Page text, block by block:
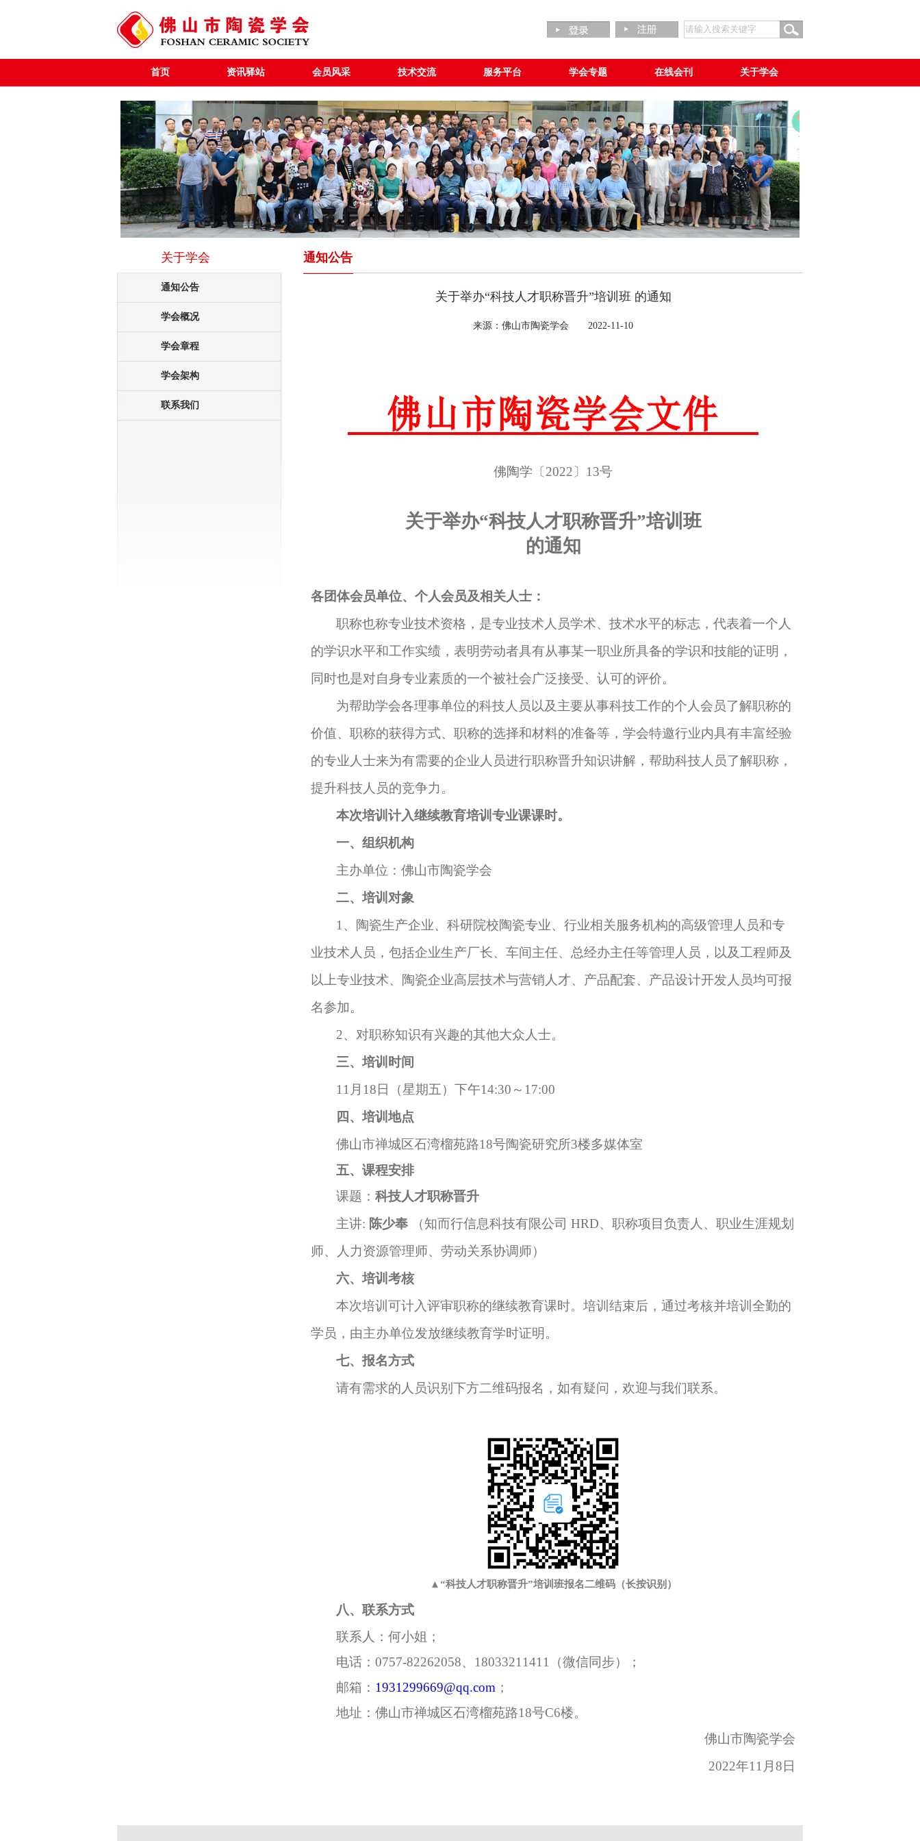
首页 资讯驿站 会员风采 技术交流 服务平台 学会专题 在线会刊 关于学会
关于学会
通知公告
学会概况
学会章程
学会架构
联系我们
通知公告
关于举办“科技人才职称晋升”培训班 的通知
来源：佛山市陶瓷学会 2022-11-10
佛陶学〔 2022 〕 13号
关于举办“科技人才职称晋升”培训班
的通知
各团体会员单位、 个人会员及相关人士：
职称也称专业技术资格，是专业技术人员学术、技术水平的标志，代表着一个人
的学识水平和工作实绩，表明劳动者具有从事某一职业所具备的学识和技能的证明，
同时也是对自身专业素质的一个被社会广泛接受、认可的评价。
为帮助学会各理事单位的科技人员以及主要从事科技工作的个人会员了解职称的
价值、职称的获得方式、职称的选择和材料的准备等，学会特邀行业内具有丰富经验
的专业人士来为有需要的企业人员进行职称晋升知识讲解，帮助科技人员了解职称，
提升科技人员的竞争力。
本次培训计入继续教育培训专业课课时。
一、组织机构
主办单位：佛山市陶瓷学会
二、培训对象
1、
陶瓷生产企业、科研院校陶瓷专业、行业相关服务机构的高级管理人员和专
业技术人员，包括企业生产厂长、车间主任、总经办主任等管理人员，以及工程师及
以上专业技术、陶瓷企业高层技术与营销人才、产品配套、产品设计开发人员均可报
名参加。
2、对职称知识有兴趣的其他大众人士。
三、培训时间
11月18日（星期五）下午14:30～17:00
四 、培训地点
佛山市禅城区石湾榴苑路18号陶瓷研究所3楼多媒体室
五、课程安排
课题： 科技人才职称晋升
主讲: 陈少奉 （知而行信息科技有限公司 HRD、职称项目负责人、职业生涯规划
师、人力资源管理师、劳动关系协调师）
六、培训考核
本次培训可计入评审职称的继续教育课时。培训结束后，通过考核并培训全勤的
学员，由主办单位发放继续教育学时证明。
七、报名方式
请有需求的人员识别下方二维码报名 ，如有疑问，欢迎与我们联系。
▲ “科技人才职称晋升”培训班报名二维码（长按识别）
八、联系方式
联系人：何小姐；
电话： 0757-82262058、18033211411 （微信同步）
；
邮箱： 1931299669@qq.com ；
地址：佛山市禅城区石湾榴苑路18号C6楼。
佛山市陶瓷学会
2022年11月8日